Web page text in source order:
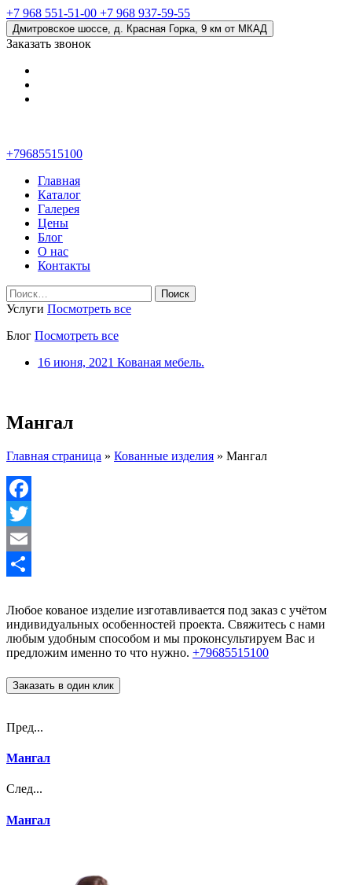
+7 968 551-51-00 +7 968 937-59-55
Дмитровское шоссе, д. Красная Горка, 9 км от МКАД
Заказать звонок
+79685515100
Главная
Каталог
Галерея
Цены
Блог
О нас
Контакты
Найти:
Услуги Посмотреть все
Блог Посмотреть все
16 июня, 2021 Кованая мебель.
Мангал
Главная страница » Кованные изделия » Мангал
Facebook
Twitter
Email
Любое кованое изделие изготавливается под заказ с учётом
индивидуальных особенностей проекта. Свяжитесь с нами
любым удобным способом и мы проконсультируем Вас и
предложим именно то что нужно. +79685515100
Заказать в один клик
Пред...
Мангал
След...
Мангал